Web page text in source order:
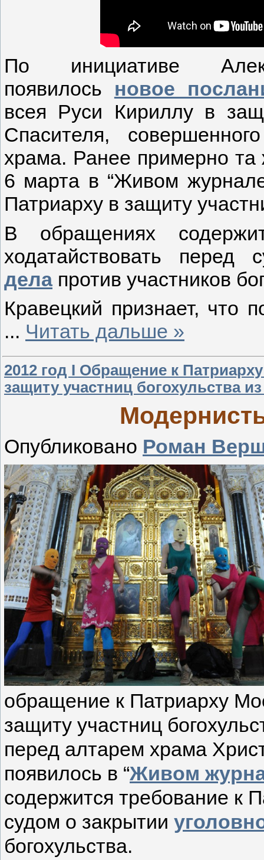
По инициативе
появилось новое
всея Руси Кириллу в
Спасителя,
храма. Ранее примерно та
6 марта в “Живом
Патриарху в защиту
В обращениях
ходатайствовать
дела против участников
Кравецкий признает, что
... Читать дальше »
2012 год I Обращение к
защиту участниц богохульства
Опубликовано Роман
обращение к Патриарху
защиту участниц
перед алтарем храма
появилось в “Живом
содержится требование к
судом о закрытии
богохульства.